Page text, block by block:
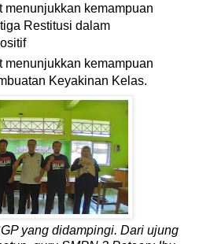
menunjukkan kemampuan
Restitusi dalam
menunjukkan kemampuan
Keyakinan Kelas.
yang didampingi. Dari ujung